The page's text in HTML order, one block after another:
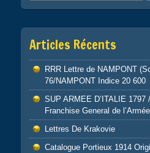
Articles Récents
RRR Lettre de NAMPONT
76/NAMPONT Indice 20 600
SUP ARMEE D’ITALIE
Franchise General de l’Armée
Lettres De Krakovie
Catalogue Portieux 1914